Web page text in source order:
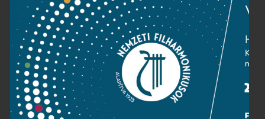
Imprint
NATIONAL PHILHARMONIC